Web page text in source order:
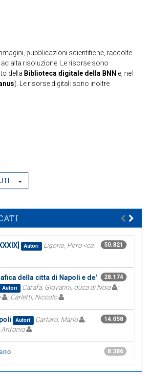
pubblicazioni scientifiche, raccolte
alta risoluzione. Le risorse sono
della Biblioteca digitale della BNN e, nel
). Le risorse digitali sono inoltre
50.821
Autori
Ligorio, Pirro <ca.
28.174
della citta di Napoli e de'
Autori Carafa, Giovanni, duca di Noia
;
; Carletti, Niccolo
14.058
Autori Cartaro, Mario
;
Antonio
8.386